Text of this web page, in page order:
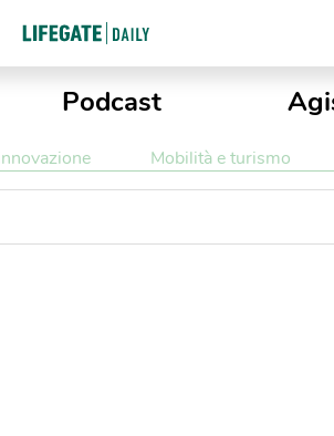
Podcast
Mobilità e turismo